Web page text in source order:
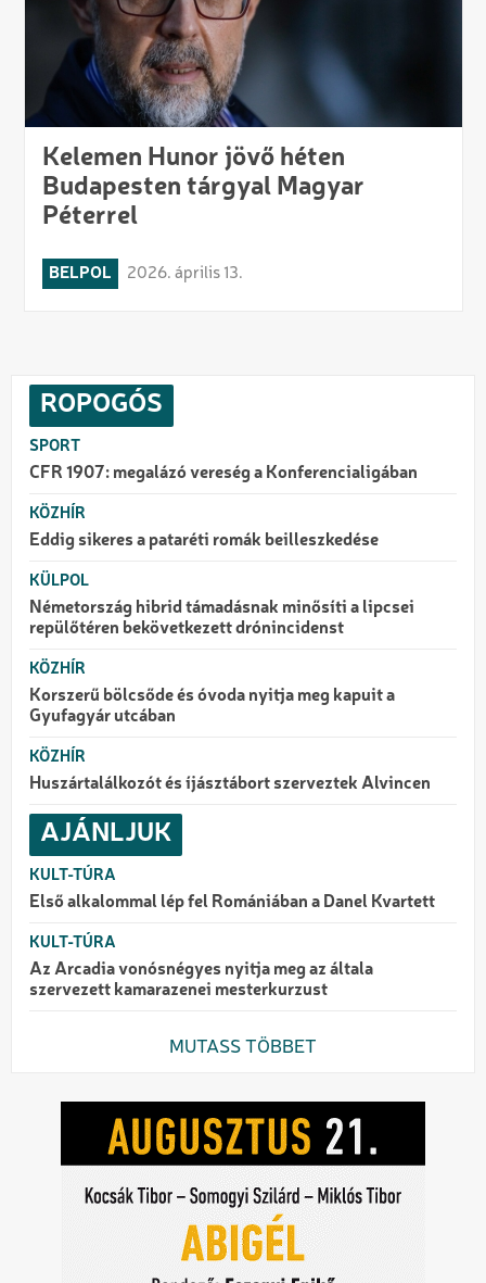
Kelemen Hunor jövő héten
Budapesten tárgyal Magyar
Péterrel
BELPOL 2026. április 13.
ROPOGÓS
SPORT
CFR 1907: megalázó vereség a Konferencialigában
KÖZHÍR
Eddig sikeres a pataréti romák beilleszkedése
KÜLPOL
Németország hibrid támadásnak minősíti a lipcsei
repülőtéren bekövetkezett drónincidenst
KÖZHÍR
Korszerű bölcsőde és óvoda nyitja meg kapuit a
Gyufagyár utcában
KÖZHÍR
Huszártalálkozót és íjásztábort szerveztek Alvincen
AJÁNLJUK
KULT-TÚRA
Első alkalommal lép fel Romániában a Danel Kvartett
KULT-TÚRA
Az Arcadia vonósnégyes nyitja meg az általa
szervezett kamarazenei mesterkurzust
MUTASS TÖBBET